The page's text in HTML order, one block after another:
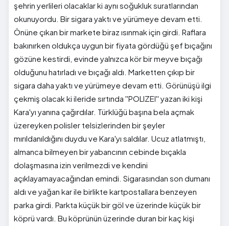
şehrin yerlileri olacaklar ki aynı soğukluk suratlarından
okunuyordu. Bir sigara yaktı ve yürümeye devam etti.
Önüne çıkan bir markete biraz ısınmak için girdi. Raflara
bakınırken oldukça uygun bir fiyata gördüğü şef bıçağını
gözüne kestirdi, evinde yalnızca kör bir meyve bıçağı
olduğunu hatırladı ve bıçağı aldı. Marketten çıkıp bir
sigara daha yaktı ve yürümeye devam etti. Görünüşü ilgi
çekmiş olacak ki ileride sırtında ''POLIZEI'' yazan iki kişi
Kara'yı yanına çağırdılar. Türklüğü başına bela açmak
üzereyken polisler telsizlerinden bir şeyler
mırıldanıldığını duydu ve Kara'yı saldılar. Ucuz atlatmıştı,
almanca bilmeyen bir yabancının cebinde bıçakla
dolaşmasına izin verilmezdi ve kendini
açıklayamayacağından emindi. Sigarasından son dumanı
aldı ve yağan kar ile birlikte kartpostallara benzeyen
parka girdi. Parkta küçük bir göl ve üzerinde küçük bir
köprü vardı. Bu köprünün üzerinde duran bir kaç kişi